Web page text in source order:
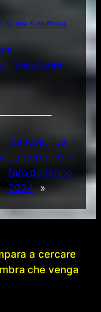
Scuola Sottufficiali
Video Soldini
Genova, “La
Lanterna” è il
faro dell’anno
2024
»
a cercare
che venga